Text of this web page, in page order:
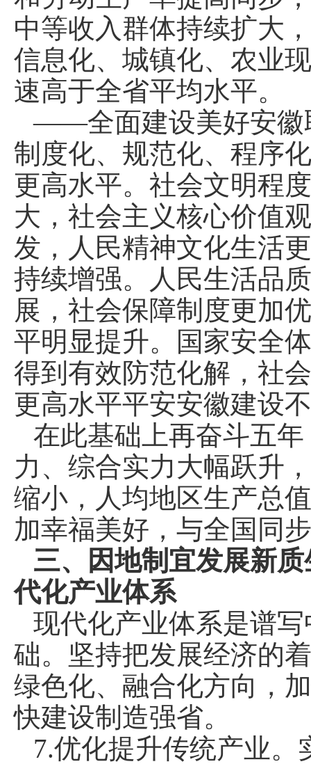
中等收入群体持续扩大
信息化、城镇化、农业
速高于全省平均水平。
——全面建设美好安徽
制度化、规范化、程序
更高水平。社会文明程
大，社会主义核心价值
发，人民精神文化生活
持续增强。人民生活品
展，社会保障制度更加
平明显提升。国家安全
得到有效防范化解，社
更高水平平安安徽建设
在此基础上再奋斗五
力、综合实力大幅跃升
缩小，人均地区生产总
加幸福美好，与全国同
三、因地制宜发展新
代化产业体系
现代化产业体系是谱
础。坚持把发展经济的
绿色化、融合化方向，
快建设制造强省。
7.优化提升传统产业